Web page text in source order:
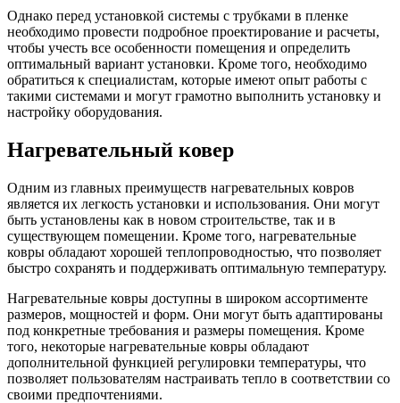
Однако перед установкой системы с трубками в пленке
необходимо провести подробное проектирование и расчеты,
чтобы учесть все особенности помещения и определить
оптимальный вариант установки. Кроме того, необходимо
обратиться к специалистам, которые имеют опыт работы с
такими системами и могут грамотно выполнить установку и
настройку оборудования.
Нагревательный ковер
Одним из главных преимуществ нагревательных ковров
является их легкость установки и использования. Они могут
быть установлены как в новом строительстве, так и в
существующем помещении. Кроме того, нагревательные
ковры обладают хорошей теплопроводностью, что позволяет
быстро сохранять и поддерживать оптимальную температуру.
Нагревательные ковры доступны в широком ассортименте
размеров, мощностей и форм. Они могут быть адаптированы
под конкретные требования и размеры помещения. Кроме
того, некоторые нагревательные ковры обладают
дополнительной функцией регулировки температуры, что
позволяет пользователям настраивать тепло в соответствии со
своими предпочтениями.